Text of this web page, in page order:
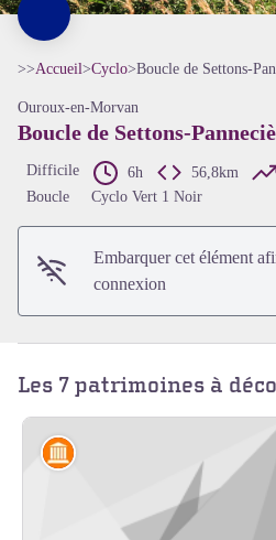
>>Accueil>Cyclo>Boucle de Settons-
Ouroux-en-Morvan
Boucle de Settons-
Difficile 6h 56,8km
Boucle
Cyclo Vert 1 Noir
Embarquer cet élément
connexion
Les 7 patrimoines à
Artisanat et industrie